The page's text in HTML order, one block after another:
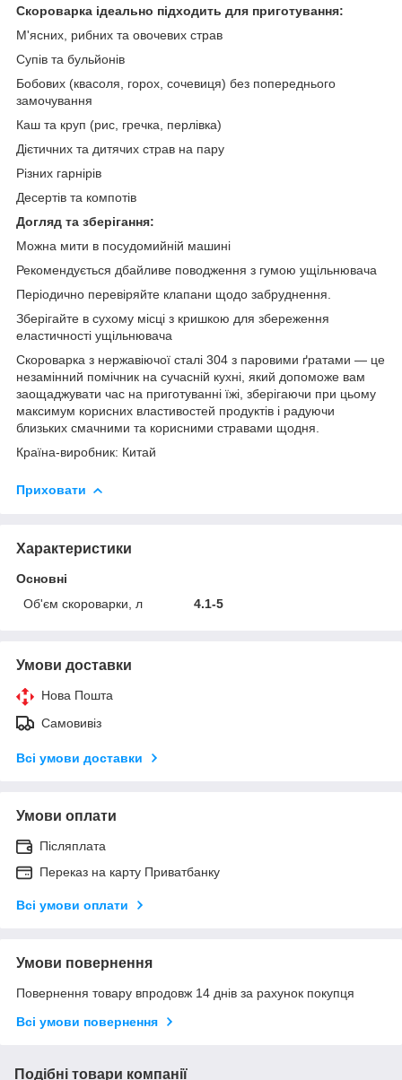
Скороварка ідеально підходить для приготування:
М'ясних, рибних та овочевих страв
Супів та бульйонів
Бобових (квасоля, горох, сочевиця) без попереднього
замочування
Каш та круп (рис, гречка, перлівка)
Дієтичних та дитячих страв на пару
Різних гарнірів
Десертів та компотів
Догляд та зберігання:
Можна мити в посудомийній машині
Рекомендується дбайливе поводження з гумою ущільнювача
Періодично перевіряйте клапани щодо забруднення.
Зберігайте в сухому місці з кришкою для збереження
еластичності ущільнювача
Скороварка з нержавіючої сталі 304 з паровими ґратами — це
незамінний помічник на сучасній кухні, який допоможе вам
заощаджувати час на приготуванні їжі, зберігаючи при цьому
максимум корисних властивостей продуктів і радуючи
близьких смачними та корисними стравами щодня.
Країна-виробник: Китай
Приховати
Характеристики
Основні
Об'єм скороварки, л
4.1-5
Умови доставки
Нова Пошта
Самовивіз
Всі умови доставки
Умови оплати
Післяплата
Переказ на карту Приватбанку
Всі умови оплати
Умови повернення
Повернення товару впродовж 14 днів за рахунок покупця
Всі умови повернення
Подібні товари компанії